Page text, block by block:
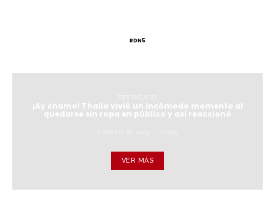
RDN5
DESTACADO
¡Ay chamo! Thalía vivió un incómodo momento al
quedarse sin ropa en público y así reaccionó
VER MÁS